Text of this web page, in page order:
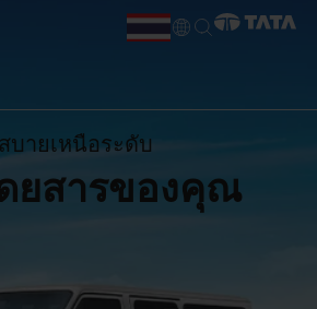
บายเหนือระดับ
ยสารของคุณ